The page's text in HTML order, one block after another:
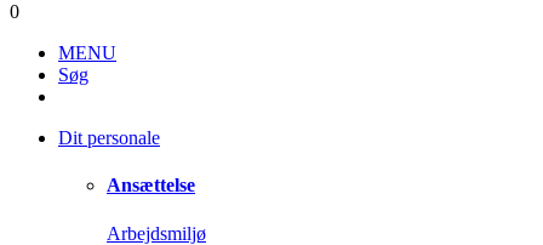
0
MENU
Søg
Dit personale
Ansættelse
Arbejdsmiljø